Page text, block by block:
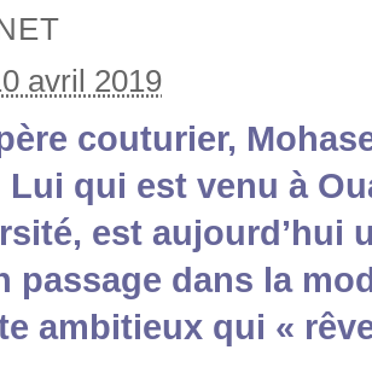
avril 2019
couturier,
Lui qui est venu à
est aujourd’hui
passage dans la
ambitieux qui «